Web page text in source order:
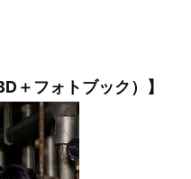
＋フォトブック）】